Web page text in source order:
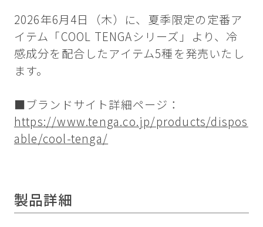
2026年6月4日（木）に、夏季限定の定番ア
イテム「COOL TENGAシリーズ」より、冷
感成分を配合したアイテム5種を発売いたし
ます。
■ブランドサイト詳細ページ：
https://www.tenga.co.jp/products/dispos
able/cool-tenga/
製品詳細